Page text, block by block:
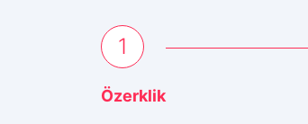
1
Özerklik